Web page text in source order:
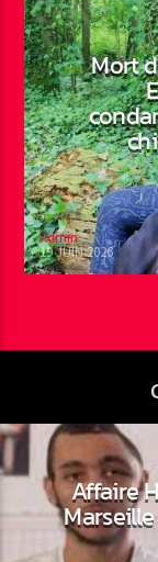
Mort
Admin
19 JUIN 2026
Affaire